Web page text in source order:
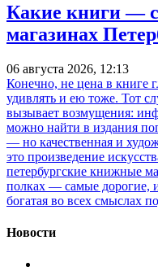
Какие книги —
магазинах
06 августа 2026, 12:13
Конечно, не цена в книге
удивлять и ею тоже. Тот
вызывает возмущения:
можно найти в издания
— но качественная и
это произведение
петербургские книжные
полках — самые дорогие,
богатая во всех смыслах
Новости